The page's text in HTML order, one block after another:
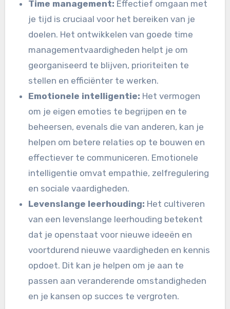
Time management: Effectief omgaan met
je tijd is cruciaal voor het bereiken van je
doelen. Het ontwikkelen van goede time
managementvaardigheden helpt je om
georganiseerd te blijven, prioriteiten te
stellen en efficiënter te werken.
Emotionele intelligentie: Het vermogen
om je eigen emoties te begrijpen en te
beheersen, evenals die van anderen, kan je
helpen om betere relaties op te bouwen en
effectiever te communiceren. Emotionele
intelligentie omvat empathie, zelfregulering
en sociale vaardigheden.
Levenslange leerhouding: Het cultiveren
van een levenslange leerhouding betekent
dat je openstaat voor nieuwe ideeën en
voortdurend nieuwe vaardigheden en kennis
opdoet. Dit kan je helpen om je aan te
passen aan veranderende omstandigheden
en je kansen op succes te vergroten.